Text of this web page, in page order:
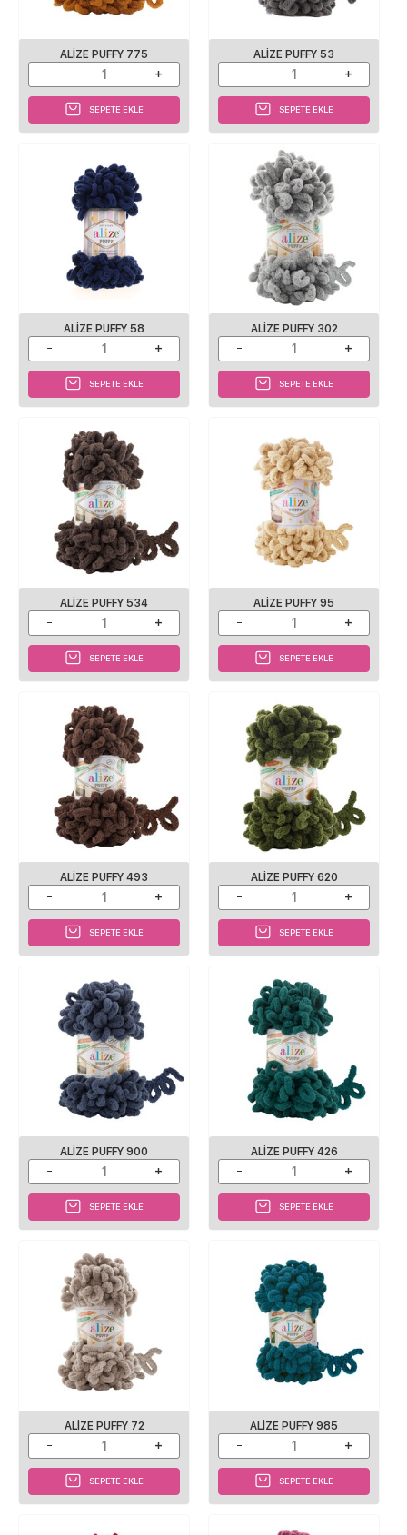
ALIZE PUFFY 775
SEPETE EKLE
ALIZE PUFFY 53
SEPETE EKLE
ALIZE PUFFY 58
SEPETE EKLE
ALIZE PUFFY 302
SEPETE EKLE
ALIZE PUFFY 534
SEPETE EKLE
ALIZE PUFFY 95
SEPETE EKLE
ALIZE PUFFY 493
SEPETE EKLE
ALIZE PUFFY 620
SEPETE EKLE
ALIZE PUFFY 900
SEPETE EKLE
ALIZE PUFFY 426
SEPETE EKLE
ALIZE PUFFY 72
SEPETE EKLE
ALIZE PUFFY 985
SEPETE EKLE